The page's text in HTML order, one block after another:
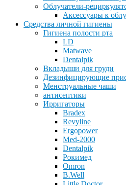
Облучатели-
Аксессуары к
Средства личной гигиены
Гигиена полости рта
LD
Matwave
Dentalpik
Вкладыши для груди
Дезинфицирующие
Менструальные чаши
антисептики
Ирригаторы
Bradex
Revyline
Ergopower
Med-2000
Dentalpik
Рокимед
Omron
B.Well